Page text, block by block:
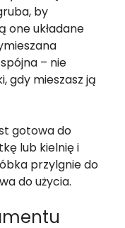
by
one układane
– nie
gdy mieszasz ją
gotowa do
lub kielnię i
przylgnie do
do użycia.